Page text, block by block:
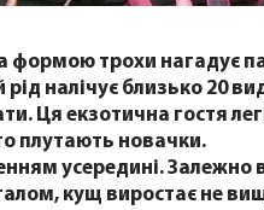
трохи нагадує
рід налічує близько
Ця екзотична гостя
плутають новачки.
усередині.
кущ виростає не